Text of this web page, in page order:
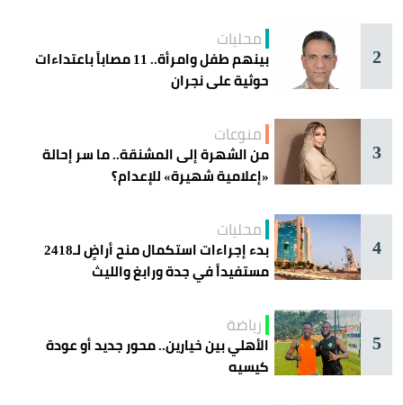
2
محليات
بينهم طفل وامرأة.. 11 مصاباً باعتداءات
حوثية على نجران
3
منوعات
من الشهرة إلى المشنقة.. ما سر إحالة
«إعلامية شهيرة» للإعدام؟
4
محليات
بدء إجراءات استكمال منح أراضٍ لـ2418
مستفيداً في جدة ورابغ والليث
5
رياضة
الأهلي بين خيارين.. محور جديد أو عودة
كيسيه